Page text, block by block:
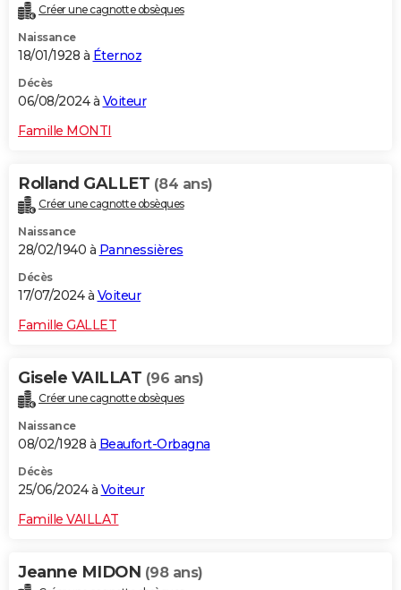
Créer une cagnotte obsèques
Naissance
18/01/1928 à Éternoz
Décès
06/08/2024 à Voiteur
Famille MONTI
Rolland GALLET (84 ans)
Créer une cagnotte obsèques
Naissance
28/02/1940 à Pannessières
Décès
17/07/2024 à Voiteur
Famille GALLET
Gisele VAILLAT (96 ans)
Créer une cagnotte obsèques
Naissance
08/02/1928 à Beaufort-Orbagna
Décès
25/06/2024 à Voiteur
Famille VAILLAT
Jeanne MIDON (98 ans)